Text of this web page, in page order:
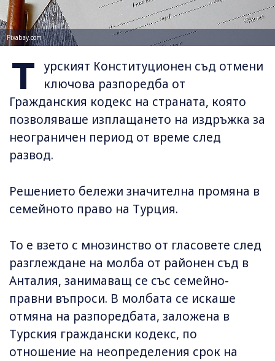
Pixabay.com
Т
урският Конституционен съд отмени
ключова разпоредба от
Гражданския кодекс на страната, която
позволяваше изплащането на издръжка за
неограничен период от време след
развод.
Решението бележи значителна промяна в
семейното право на Турция.
То е взето с мнозинство от гласовете след
разглеждане на молба от районен съд в
Анталия, занимаващ се със семейно-
правни въпроси. В молбата се искаше
отмяна на разпоредбата, заложена в
Турския граждански кодекс, по
отношение на неопределения срок на